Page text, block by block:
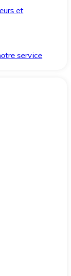
et
service